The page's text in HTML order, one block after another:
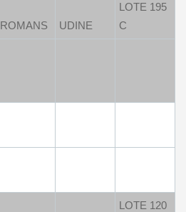
ROMANS UDINE
LOTE 195
C
LOTE 120